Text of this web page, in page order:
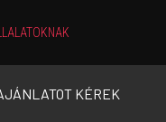
KÉREK